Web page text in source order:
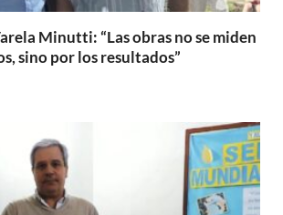
Minutti: “Las obras no se miden
sino por los resultados”